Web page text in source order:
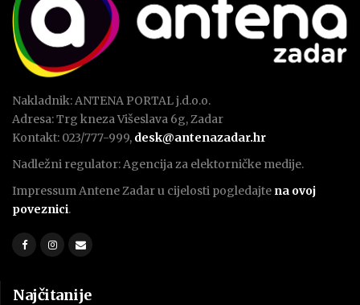
Nakladnik: ANTENA PORTAL j.d.o.o.
Adresa: Trg kneza Višeslava 6g, Zadar
Kontakt: 023/777-999, desk@antenazadar.hr
Nadležni regulator: Agencija za elektorničke medije.
Impressum Antene Zadar u cijelosti pogledajte na ovoj
poveznici.
Najčitanije